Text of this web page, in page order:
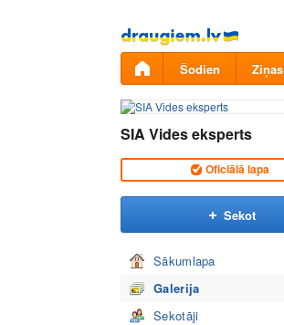
Pāriet
uz
saturu
Šodien Ziņas
SIA Vides eksperts
Oficiālā lapa
Sekot
Sākumlapa
Galerija
Sekotāji